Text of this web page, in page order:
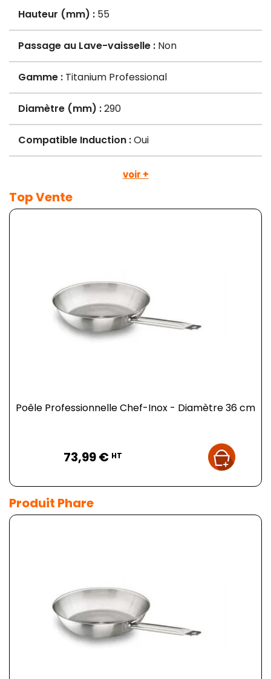
Hauteur (mm) : 55
Passage au Lave-vaisselle : Non
Gamme : Titanium Professional
Diamètre (mm) :290
Compatible Induction :Oui
voir +
Top Vente
Poêle Professionnelle Chef-Inox - Diamètre 36 cm
73,99 € HT
Produit Phare